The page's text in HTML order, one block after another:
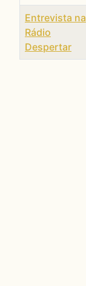
Entrevista na
Rádio
Despertar